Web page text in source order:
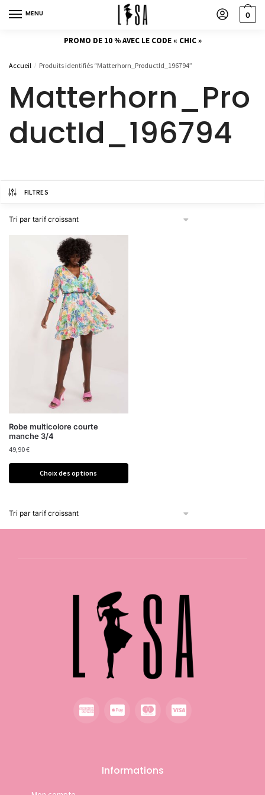
MENU 0
PROMO DE 10 % AVEC LE CODE « CHIC »
Accueil / Produits identifiés “Matterhorn_ProductId_196794”
Matterhorn_Pro
ductId_196794
FILTRES
Robe multicolore courte
manche 3/4
49,90€
Choix des options
Informations